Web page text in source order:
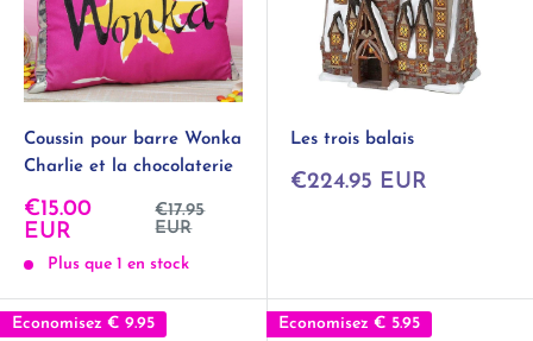
Coussin pour barre Wonka
Charlie et la chocolaterie
Prix
réduit
€15.00
EUR
Prix
normal
€17.95
EUR
Plus que 1 en stock
Les trois balais
Prix
€224.95 EUR
Economisez € 9.95 Economisez € 5.95